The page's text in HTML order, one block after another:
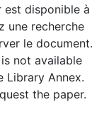
est disponible à
une recherche
le document.
not available
Library Annex.
the paper.